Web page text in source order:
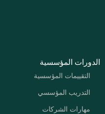
الدورات المؤسسية
التقييمات المؤسسية
التدريب المؤسسي
مهارات الشركات